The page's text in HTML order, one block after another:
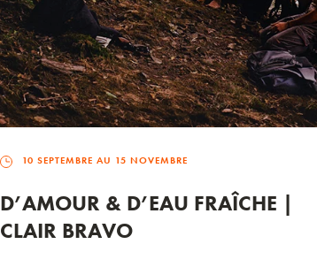
10 SEPTEMBRE AU 15 NOVEMBRE
D’AMOUR & D’EAU FRAÎCHE |
CLAIR BRAVO